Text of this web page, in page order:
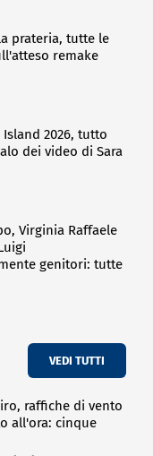
prateria, tutte le
remake
2026, tutto
dei video di Sara
Virginia Raffaele
genitori: tutte
VEDI TUTTI
raffiche di vento
all'ora: cinque